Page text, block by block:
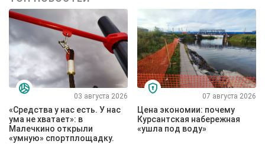
03 августа 2026
«Средства у нас есть. У нас
ума не хватает»: в
Малечкино открыли
«умную» спортплощадку.
07 августа 2026
Цена экономии: почему
Курсантская набережная
«ушла под воду»